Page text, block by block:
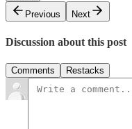
Previous
Next
Discussion about this post
Comments Restacks